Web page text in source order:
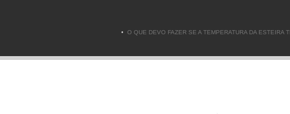
O QUE DEVO FAZER SE A TEMPERATURA DA ESTEIRA